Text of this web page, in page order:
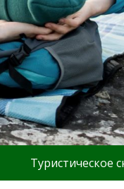
Туристическое